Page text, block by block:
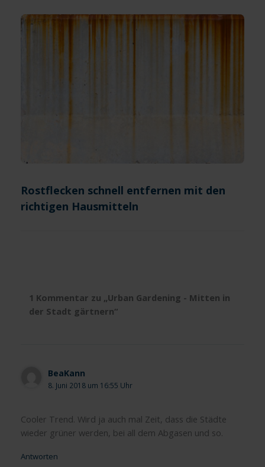
Rostflecken schnell entfernen mit den
richtigen Hausmitteln
1 Kommentar zu „Urban Gardening - Mitten in
der Stadt gärtnern“
BeaKann
8. Juni 2018 um 16:55 Uhr
Cooler Trend. Wird ja auch mal Zeit, dass die Städte
wieder grüner werden, bei all dem Abgasen und so.
Antworten